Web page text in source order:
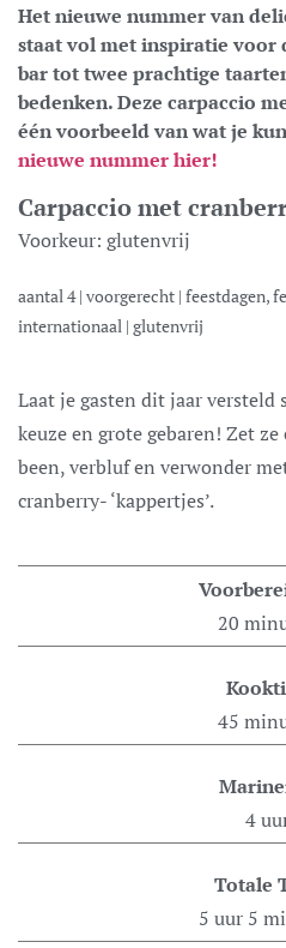
Het nieuwe nummer van
staat vol met inspiratie voor
bar tot twee prachtige
bedenken. Deze carpaccio
één voorbeeld van wat je
nieuwe nummer hier!
Carpaccio met
Voorkeur: glutenvrij
aantal 4| voorgerecht | feestdagen,
internationaal | glutenvrij
Laat je gasten dit jaar versteld staan door jouw uitbundige
keuze en grote gebaren! Zet
been, verbluf en verwonder
cranberry- ‘kappertjes’.
20
45
4
Totale
5 uur 5